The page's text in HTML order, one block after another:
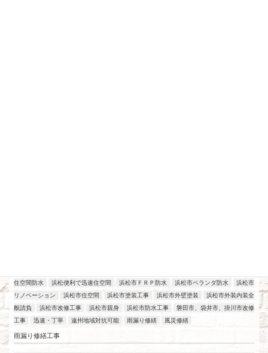
住空間防水
浜松便利で迅速住空間 浜松市ＦＲＰ防水 浜松市ベランダ防水
浜松市
リノベーション
浜松市住空間 浜松市塗装工事 浜松市外壁塗装
浜松市外装内装全
般請負
浜松市改修工事 浜松市親身 浜松市防水工事
磐田市、袋井市、掛川市改修
工事
迅速・丁寧 遠州地域対抗可能 雨漏り修繕 風災修繕
雨漏り修繕工事